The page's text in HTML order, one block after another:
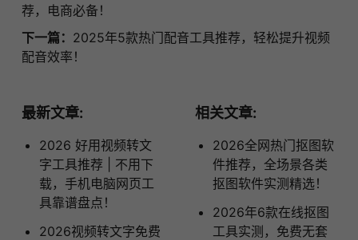
荐，电商必备！
下一篇： 2025年5款热门配音工具推荐，轻松提升视频
配音效率！
最新文章:
2026 好用视频转文
字工具推荐 | 不用下
载，手机电脑网页工
具靠谱盘点！
2026视频转文字免费
相关文章:
2026全网热门抠图软
件推荐，全场景各类
抠图软件实测精选！
2026年6款在线抠图
工具实测，免费无套